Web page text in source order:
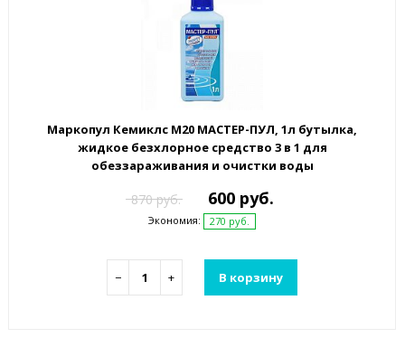
Маркопул Кемиклс М20 МАСТЕР-ПУЛ, 1л бутылка,
жидкое безхлорное средство 3 в 1 для
обеззараживания и очистки воды
870 руб. 600 руб.
Экономия: 270 руб.
− + В корзину